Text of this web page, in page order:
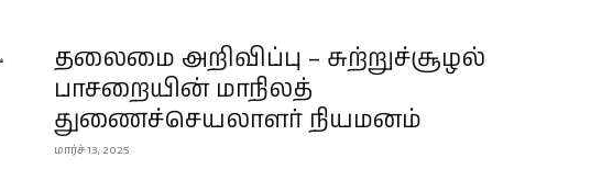
தலைமை அறிவிப்பு – சுற்றுச்சூழல்
பாசறையின் மாநிலத்
துணைச்செயலாளர் நியமனம்
மார்ச் 13, 2025